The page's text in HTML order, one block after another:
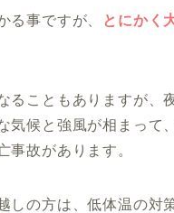
る事ですが、
とにかく
ることもありますが、
気候と強風が相まって
事故があります。
しの方は、低体温の対